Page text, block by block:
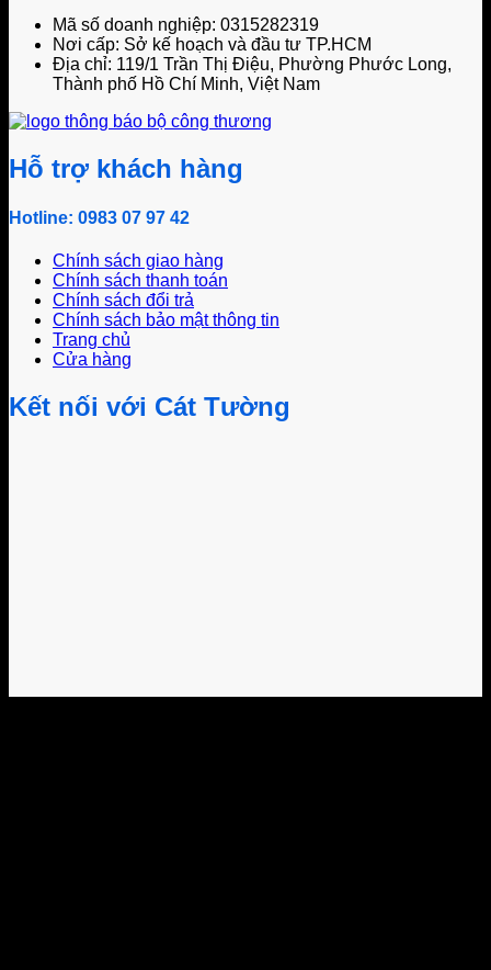
Mã số doanh nghiệp: 0315282319
Nơi cấp: Sở kế hoạch và đầu tư TP.HCM
Địa chỉ: 119/1 Trần Thị Điệu, Phường Phước Long,
Thành phố Hồ Chí Minh, Việt Nam
Hỗ trợ khách hàng
Hotline: 0983 07 97 42
Chính sách giao hàng
Chính sách thanh toán
Chính sách đổi trả
Chính sách bảo mật thông tin
Trang chủ
Cửa hàng
Kết nối với Cát Tường